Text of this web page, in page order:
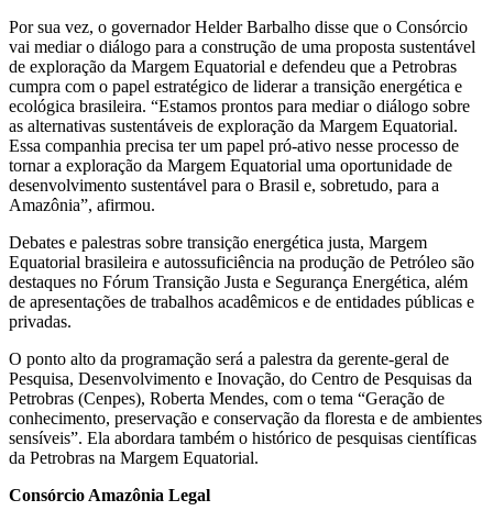
Por sua vez, o governador Helder Barbalho disse que o Consórcio
vai mediar o diálogo para a construção de uma proposta sustentável
de exploração da Margem Equatorial e defendeu que a Petrobras
cumpra com o papel estratégico de liderar a transição energética e
ecológica brasileira. “Estamos prontos para mediar o diálogo sobre
as alternativas sustentáveis de exploração da Margem Equatorial.
Essa companhia precisa ter um papel pró-ativo nesse processo de
tornar a exploração da Margem Equatorial uma oportunidade de
desenvolvimento sustentável para o Brasil e, sobretudo, para a
Amazônia”, afirmou.
Debates e palestras sobre transição energética justa, Margem
Equatorial brasileira e autossuficiência na produção de Petróleo são
destaques no Fórum Transição Justa e Segurança Energética, além
de apresentações de trabalhos acadêmicos e de entidades públicas e
privadas.
O ponto alto da programação será a palestra da gerente-geral de
Pesquisa, Desenvolvimento e Inovação, do Centro de Pesquisas da
Petrobras (Cenpes), Roberta Mendes, com o tema “Geração de
conhecimento, preservação e conservação da floresta e de ambientes
sensíveis”. Ela abordara também o histórico de pesquisas científicas
da Petrobras na Margem Equatorial.
Consórcio Amazônia Legal